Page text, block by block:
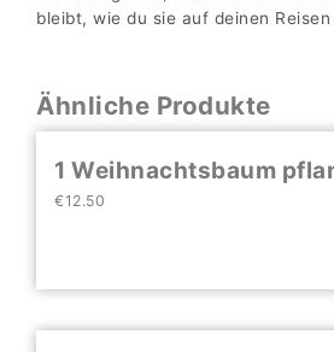
bleibt, wie du sie auf deinen
Ähnliche Produkte
1 Weihnachtsbaum
€ 12.50